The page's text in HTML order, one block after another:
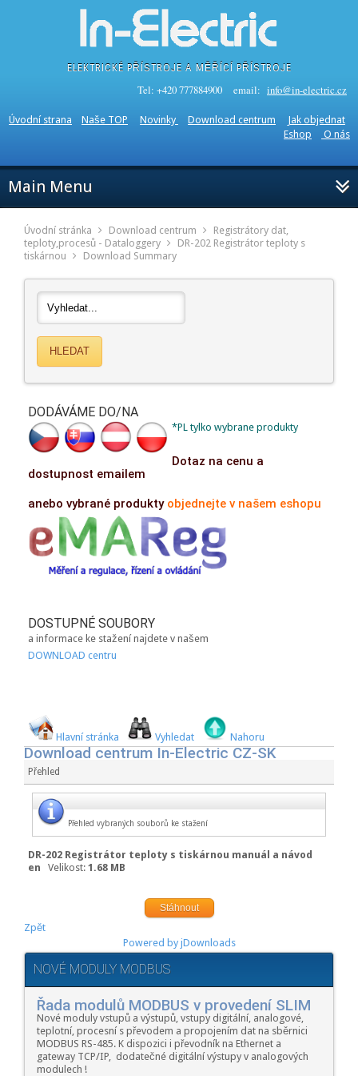
ELEKTRICKÉ PŘÍSTROJE A MĚŘÍCÍ PŘÍSTROJE
Tel: +420 777884900 email: info@in-electric.cz
Úvodní strana Naše TOP Novinky Download centrum
Jak objednat
Eshop
O nás
Main Menu
Úvodní stránka Download centrum
Registrátory dat,
teploty,procesů - Dataloggery
DR-202 Registrátor teploty s
tiskárnou
Download Summary
DODÁVÁME DO/NA
*PL tylko wybrane produkty
Dotaz na cenu a
dostupnost emailem
anebo vybrané produkty objednejte v našem eshopu
DOSTUPNÉ SOUBORY
a informace ke stažení najdete v našem
DOWNLOAD centru
Hlavní stránka Vyhledat Nahoru
Download centrum In-Electric CZ-SK
Přehled
Přehled vybraných souborů ke stažení
DR-202 Registrátor teploty s tiskárnou manuál a návod
en Velikost: 1.68 MB
Stáhnout
Zpět
Powered by jDownloads
NOVÉ MODULY MODBUS
Řada modulů MODBUS v provedení SLIM
Nové moduly vstupů a výstupů, vstupy digitální, analogové,
teplotní, procesní s převodem a propojením dat na sběrnici
MODBUS RS-485. K dispozici i převodník na Ethernet a
gateway TCP/IP, dodatečné digitální výstupy v analogových
modulech !